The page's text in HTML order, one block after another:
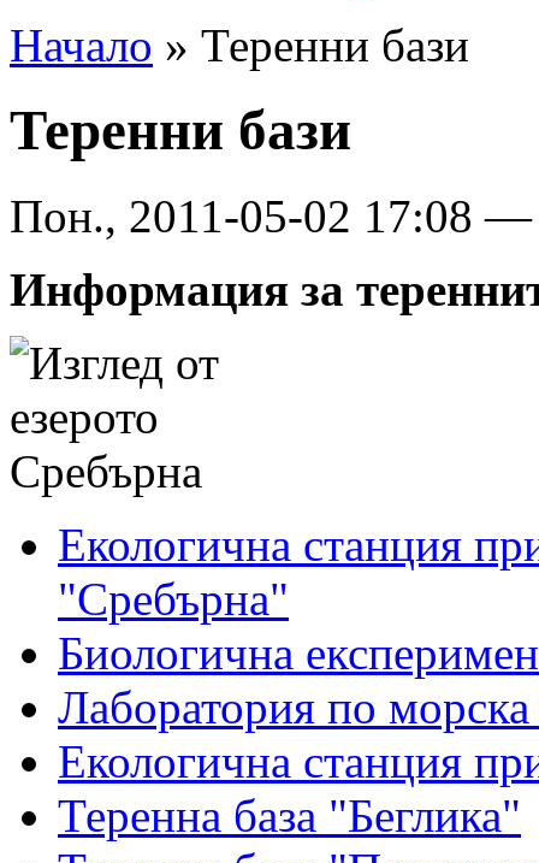
Начало » Теренни бази
Теренни бази
Пон., 2011-05-02 17:08
Информация за
Екологична станция
"Сребърна"
Биологична
Лаборатория по
Екологична станция
Теренна база "Беглика"